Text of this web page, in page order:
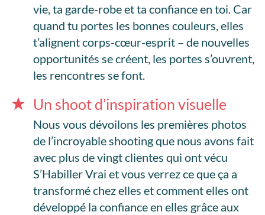
vie, ta garde-robe et ta confiance en toi. Car
quand tu portes les bonnes couleurs, elles
t’alignent corps-cœur-esprit – de nouvelles
opportunités se créent, les portes s’ouvrent,
les rencontres se font.
Un shoot d’inspiration visuelle
Nous vous dévoilons les premières photos
de l’incroyable shooting que nous avons fait
avec plus de vingt clientes qui ont vécu
S’Habiller Vrai et vous verrez ce que ça a
transformé chez elles et comment elles ont
développé la confiance en elles grâce aux